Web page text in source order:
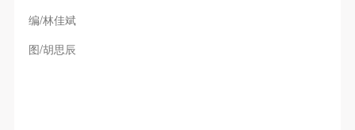
编/林佳斌
图/胡思辰